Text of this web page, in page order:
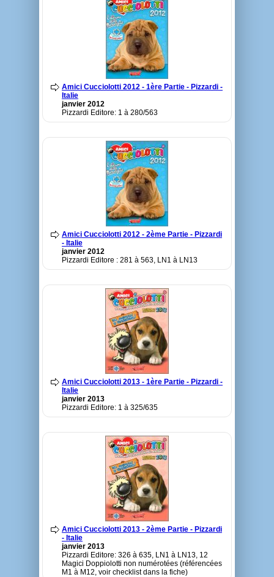
Amici Cucciolotti 2012 - 1ère Partie - Pizzardi -
Italie
janvier 2012
Pizzardi Editore: 1 à 280/563
Amici Cucciolotti 2012 - 2ème Partie - Pizzardi
- Italie
janvier 2012
Pizzardi Editore : 281 à 563, LN1 à LN13
Amici Cucciolotti 2013 - 1ère Partie - Pizzardi -
Italie
janvier 2013
Pizzardi Editore: 1 à 325/635
Amici Cucciolotti 2013 - 2ème Partie - Pizzardi
- Italie
janvier 2013
Pizzardi Editore: 326 à 635, LN1 à LN13, 12
Magici Doppiolotti non numérotées (référencées
M1 à M12, voir checklist dans la fiche)